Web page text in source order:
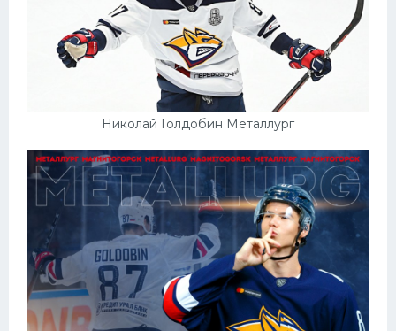
Николай Голдобин Металлург
Категории Фото
Хоккей
Велогонки
Конькобежный спорт
Тренажеры
Интерьер квартиры